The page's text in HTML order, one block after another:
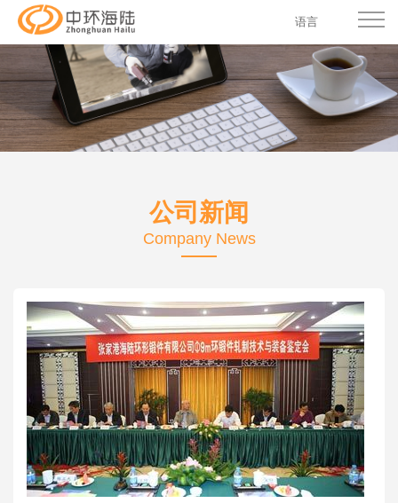
语言
公司新闻
Company News